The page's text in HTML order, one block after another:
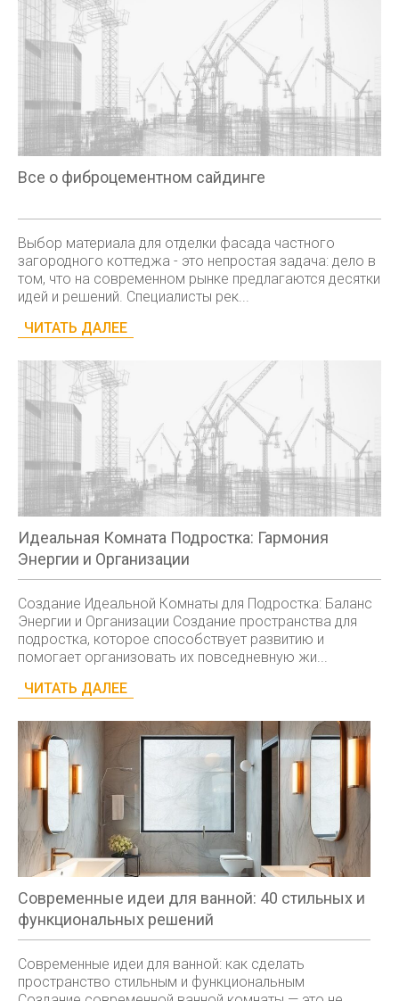
Все о фиброцементном сайдинге
Выбор материала для отделки фасада частного
загородного коттеджа - это непростая задача: дело в
том, что на современном рынке предлагаются десятки
идей и решений. Специалисты рек...
ЧИТАТЬ ДАЛЕЕ
Идеальная Комната Подростка: Гармония
Энергии и Организации
Создание Идеальной Комнаты для Подростка: Баланс
Энергии и Организации Создание пространства для
подростка, которое способствует развитию и
помогает организовать их повседневную жи...
ЧИТАТЬ ДАЛЕЕ
Современные идеи для ванной: 40 стильных и
функциональных решений
Современные идеи для ванной: как сделать
пространство стильным и функциональным